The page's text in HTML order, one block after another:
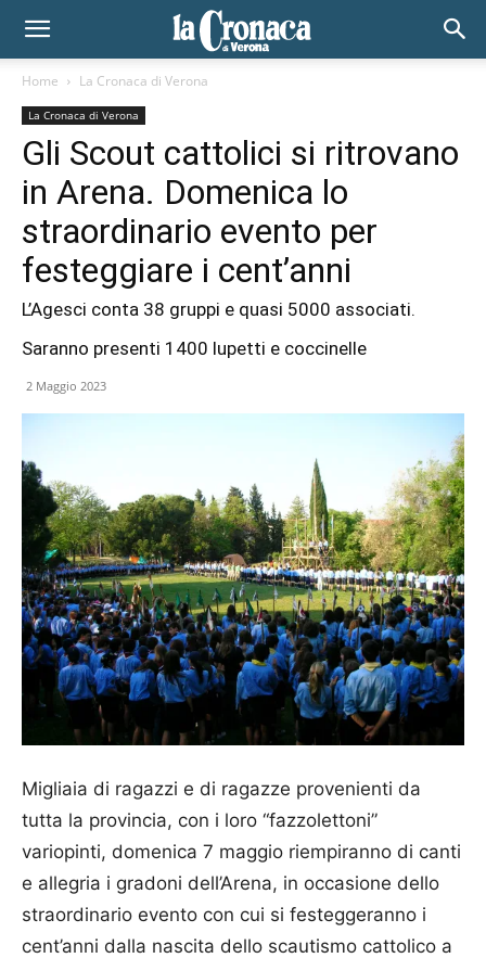
Home La Cronaca di Verona
La Cronaca di Verona
Gli Scout cattolici si ritrovano
in Arena. Domenica lo
straordinario evento per
festeggiare i cent’anni
L’Agesci conta 38 gruppi e quasi 5000 associati.
Saranno presenti 1400 lupetti e coccinelle
2 Maggio 2023
Migliaia di ragazzi e di ragazze provenienti da
tutta la provincia, con i loro “fazzolettoni”
variopinti, domenica 7 maggio riempiranno di canti
e allegria i gradoni dell’Arena, in occasione dello
straordinario evento con cui si festeggeranno i
cent’anni dalla nascita dello scautismo cattolico a